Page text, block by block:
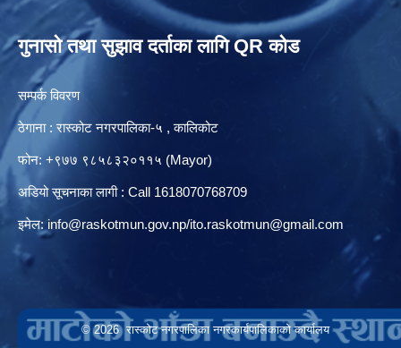
गुनासो तथा सुझाव दर्ताका लागि QR कोड
सम्पर्क विवरण
ठेगाना : रास्कोट नगरपालिका-५ , कालिकोट
फोन: +९७७ ९८५८३२०११५ (Mayor)
अडियो सूचनाका लागी : Call 1618070768709
इमेल: info@raskotmun.gov.np/ito.raskotmun@gmail.com
© 2026 रास्कोट नगरपालिका नगरकार्यपालिकाको कार्यालय